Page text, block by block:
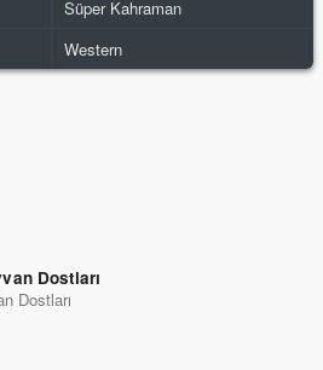
Süper Kahraman
Western
Dostları
Dostları